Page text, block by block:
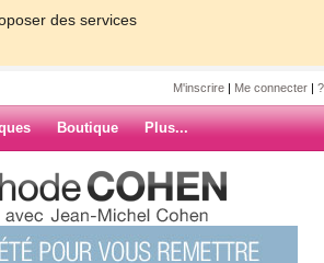
des services
M'inscrire | Me connecter |
Boutique Plus...